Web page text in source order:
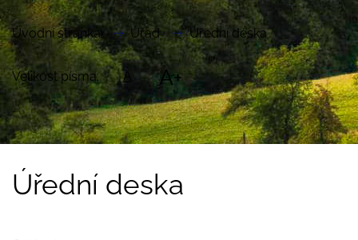
Úvodní stránka Úřad Úřední deska
Velikost písma: A A+
Úřední deska